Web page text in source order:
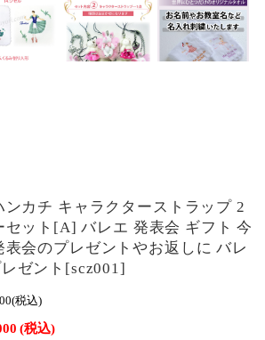
カチ キャラクターストラップ 2
セット[A] バレエ 発表会 ギフト 今
会のプレゼントやお返しに バレ
ゼント[scz001]
(税込)
(税込)